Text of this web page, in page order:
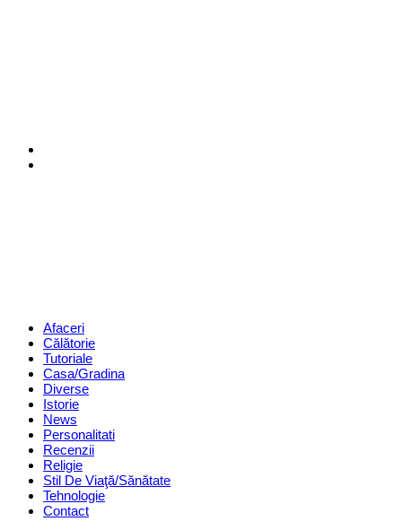
Menu Afaceri
Călătorie
Tutoriale
Casa/Gradina
Diverse
Istorie
News
Personalitati
Recenzii
Religie
Stil De Viaţă/Sănătate
Tehnologie
Contact